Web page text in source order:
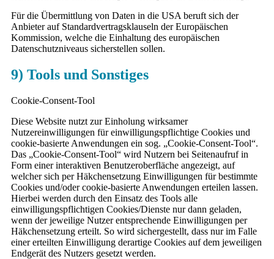
Für die Übermittlung von Daten in die USA beruft sich der
Anbieter auf Standardvertragsklauseln der Europäischen
Kommission, welche die Einhaltung des europäischen
Datenschutzniveaus sicherstellen sollen.
9) Tools und Sonstiges
Cookie-Consent-Tool
Diese Website nutzt zur Einholung wirksamer
Nutzereinwilligungen für einwilligungspflichtige Cookies und
cookie-basierte Anwendungen ein sog. „Cookie-Consent-Tool“.
Das „Cookie-Consent-Tool“ wird Nutzern bei Seitenaufruf in
Form einer interaktiven Benutzeroberfläche angezeigt, auf
welcher sich per Häkchensetzung Einwilligungen für bestimmte
Cookies und/oder cookie-basierte Anwendungen erteilen lassen.
Hierbei werden durch den Einsatz des Tools alle
einwilligungspflichtigen Cookies/Dienste nur dann geladen,
wenn der jeweilige Nutzer entsprechende Einwilligungen per
Häkchensetzung erteilt. So wird sichergestellt, dass nur im Falle
einer erteilten Einwilligung derartige Cookies auf dem jeweiligen
Endgerät des Nutzers gesetzt werden.